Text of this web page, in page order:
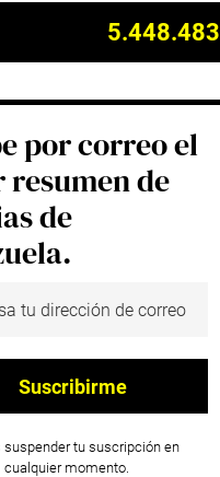
5.448.483
por correo el
resumen de
de
suspender tu suscripción en
cualquier momento.